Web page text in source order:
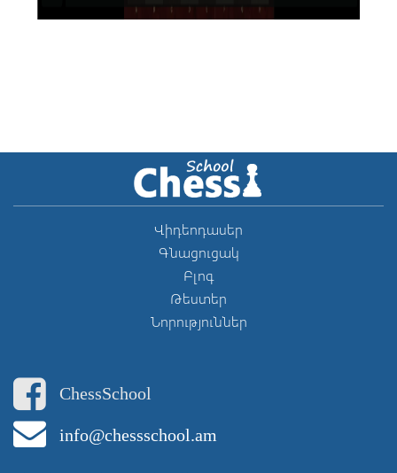
Վիդեոդասեր
Գնացուցակ
Բլոգ
Թեստեր
Նորություններ
ChessSchool
info@chessschool.am